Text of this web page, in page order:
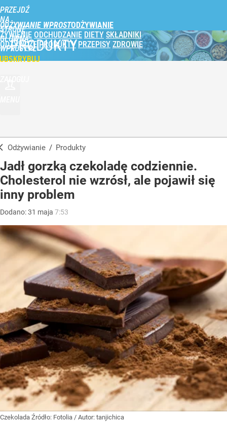
PRZEJDŹ
NA
STRONĘ
GŁÓWNĄ
WPROST.PL
ODŻYWIANIE WPROST
ŻYWIENIE ODCHUDZANIE DIETY SKŁADNIKI
ODŻYWCZE PRODUKTY PRZEPISY ZDROWIE
PRODUKTY
Odżywianie / Produkty
Jadł gorzką czekoladę codziennie.
Cholesterol nie wzrósł, ale pojawił się
inny problem
Dodano:31 maja 7:53
Czekolada Źródło: Fotolia / Autor: tanjichica